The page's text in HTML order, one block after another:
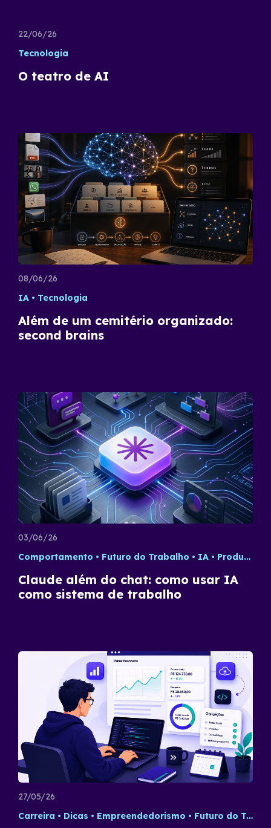
22/06/26
Tecnologia
O teatro de AI
08/06/26
IA
Tecnologia
Além de um cemitério organizado:
second brains
03/06/26
Comportamento
Futuro do Trabalho IA Produtividade
Claude além do chat: como usar IA
como sistema de trabalho
27/05/26
Carreira
Dicas Empreendedorismo Futuro do Trabalho